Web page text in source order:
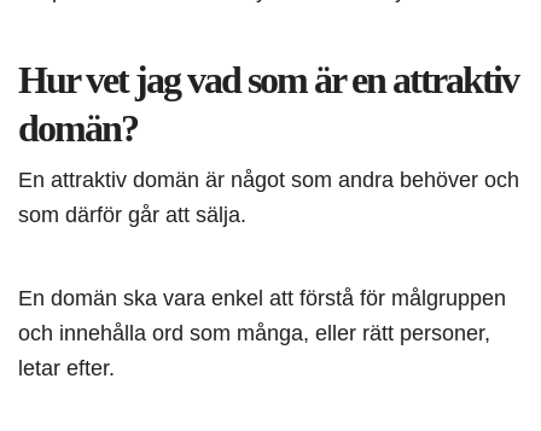
Hur vet jag vad som är en attraktiv
domän?
En attraktiv domän är något som andra behöver och
som därför går att sälja.
En domän ska vara enkel att förstå för målgruppen
och innehålla ord som många, eller rätt personer,
letar efter.